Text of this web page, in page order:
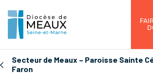
Secteur de Meaux – Paroisse Sainte
Faron